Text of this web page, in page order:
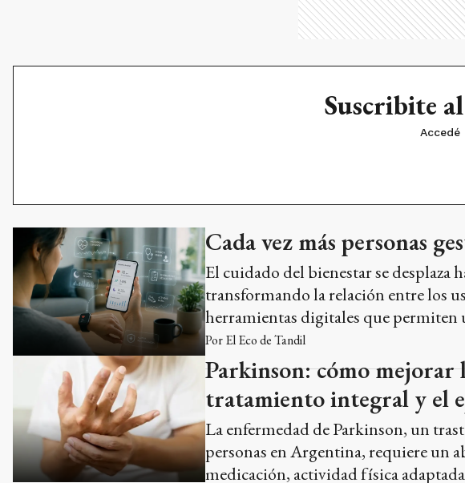
Suscribite
Accedé
Cada vez más personas
El cuidado del bienestar se
transformando la relación entre los
herramientas digitales que permiten
PorEl Eco de Tandil
Parkinson: cómo mejorar
tratamiento integral y el
La enfermedad de Parkinson, un
personas en Argentina, requiere
medicación, actividad física